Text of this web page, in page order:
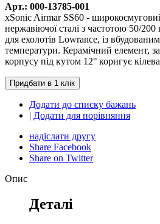
Арт.: 000-13785-001
xSonic Airmar SS60 -
нержавіючої сталі з частотою 50/
для ехолотів Lowrance, із
температури. Керамічний елемент,
корпусу під кутом 12° коригує
Додати до списку бажань
| Додати для порівняння
надіслати другу
Share Facebook
Share on Twitter
Опис
Деталі